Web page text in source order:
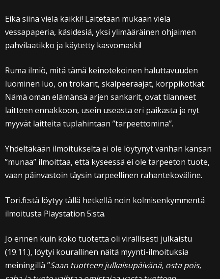
Eikä siinä vielä kaikki! Laitetaan mukaan vielä
vessapaperia, käsidesiä, yksi ylimääräinen ohjaimen
pahvilaatikko ja käytetty kasvomaski!
Ruma ilmiö, mitä tämä keinotekoinen haluttavuuden
luominen luo, on trokarit, skalpeeraajat, korppikotkat.
Nämä oman elämänsä arjen sankarit, ovat tilanneet
laitteen ennakkoon, usein useasta eri paikasta ja nyt
myyvät laitteita tuplahintaan ”tarpeettomina”.
Yhdeltäkään ilmoitukselta ei ole löytynyt vanhan kansan
”munaa” ilmoittaa, että kyseessä ei ole tarpeeton tuote,
vaan päinvastoin täysin tarpeellinen rahantekoväline.
Tori.fi:stä löytyy tällä hetkellä noin kolmisenkymmentä
ilmoitusta Playstation 5:sta.
Jo ennen kuin koko tuotetta oli virallisesti julkaistu
(19.11.), löytyi kourallinen näitä myynti-ilmoituksia
meiningillä ”Saan tuotteen julkaisupäivänä, osta pois,